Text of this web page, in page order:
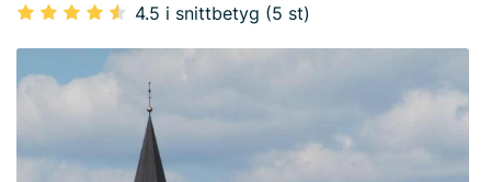
4.5 i snittbetyg (5 st)